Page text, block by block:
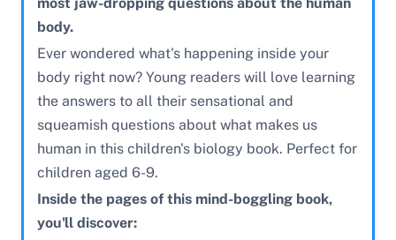
body.
Ever wondered what's happening inside your
body right now? Young readers will love learning
the answers to all their sensational and
squeamish questions about what makes us
human in this children's biology book. Perfect for
children aged 6-9.
Inside the pages of this mind-boggling book,
you'll discover: